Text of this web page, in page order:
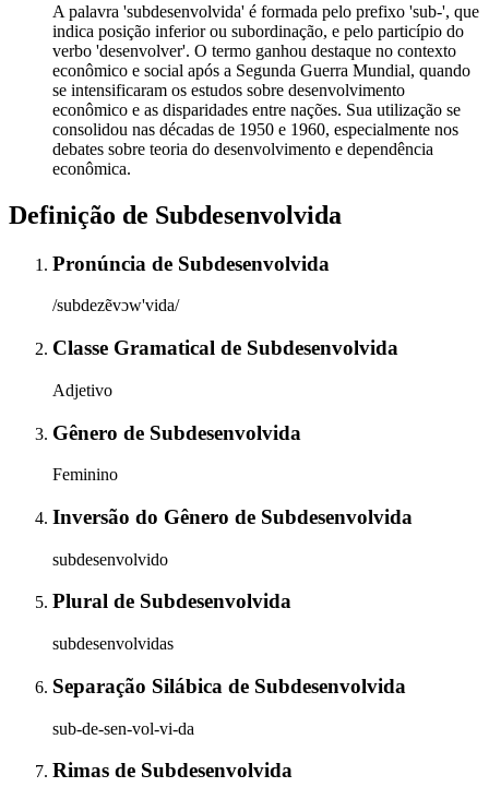
A palavra 'subdesenvolvida' é formada pelo prefixo 'sub-', que
indica posição inferior ou subordinação, e pelo particípio do
verbo 'desenvolver'. O termo ganhou destaque no contexto
econômico e social após a Segunda Guerra Mundial, quando
se intensificaram os estudos sobre desenvolvimento
econômico e as disparidades entre nações. Sua utilização se
consolidou nas décadas de 1950 e 1960, especialmente nos
debates sobre teoria do desenvolvimento e dependência
econômica.
Definição de Subdesenvolvida
Pronúncia de Subdesenvolvida
/subdezẽvɔw'vida/
Classe Gramatical de Subdesenvolvida
Adjetivo
Gênero de Subdesenvolvida
Feminino
Inversão do Gênero de Subdesenvolvida
subdesenvolvido
Plural de Subdesenvolvida
subdesenvolvidas
Separação Silábica de Subdesenvolvida
sub-de-sen-vol-vi-da
Rimas de Subdesenvolvida